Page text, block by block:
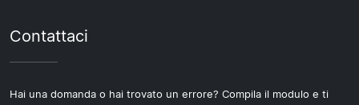
Contattaci
Hai una domanda o hai trovato un errore? Compila il modulo e ti